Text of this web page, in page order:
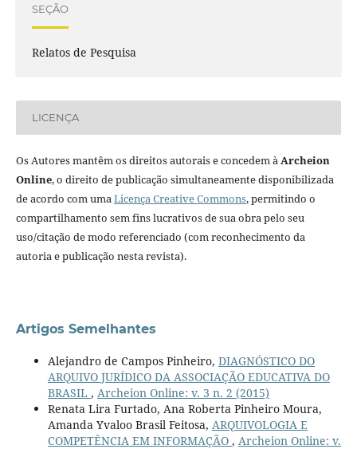
SEÇÃO
Relatos de Pesquisa
LICENÇA
Os Autores mantêm os direitos autorais e concedem àArcheion
Online, o direito de publicação simultaneamente disponibilizada
de acordo com umaLicença Creative Commons, permitindo o
compartilhamento sem fins lucrativos de sua obra pelo seu
uso/citação de modo referenciado (com reconhecimento da
autoria e publicação nesta revista).
Artigos Semelhantes
Alejandro de Campos Pinheiro, DIAGNÓSTICO DO
ARQUIVO JURÍDICO DA ASSOCIAÇÃO EDUCATIVA DO
BRASIL , Archeion Online: v. 3 n. 2 (2015)
Renata Lira Furtado, Ana Roberta Pinheiro Moura,
Amanda Yvaloo Brasil Feitosa, ARQUIVOLOGIA E
COMPETÊNCIA EM INFORMAÇÃO , Archeion Online: v.